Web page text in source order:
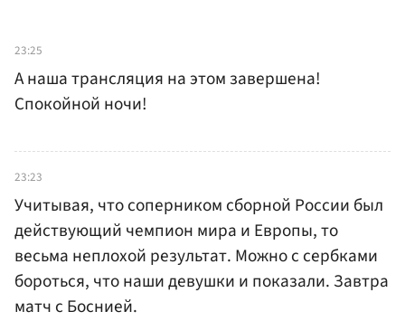
23:25
А наша трансляция на этом завершена!
Спокойной ночи!
23:23
Учитывая, что соперником сборной России был
действующий чемпион мира и Европы, то
весьма неплохой результат. Можно с сербками
бороться, что наши девушки и показали. Завтра
матч с Боснией.